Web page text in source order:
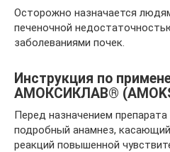
Осторожно назначается
печеночной
заболеваниями почек.
Инструкция по
АМОКСИКЛАВ®
Перед назначением
подробный анамнез,
реакций повышенной